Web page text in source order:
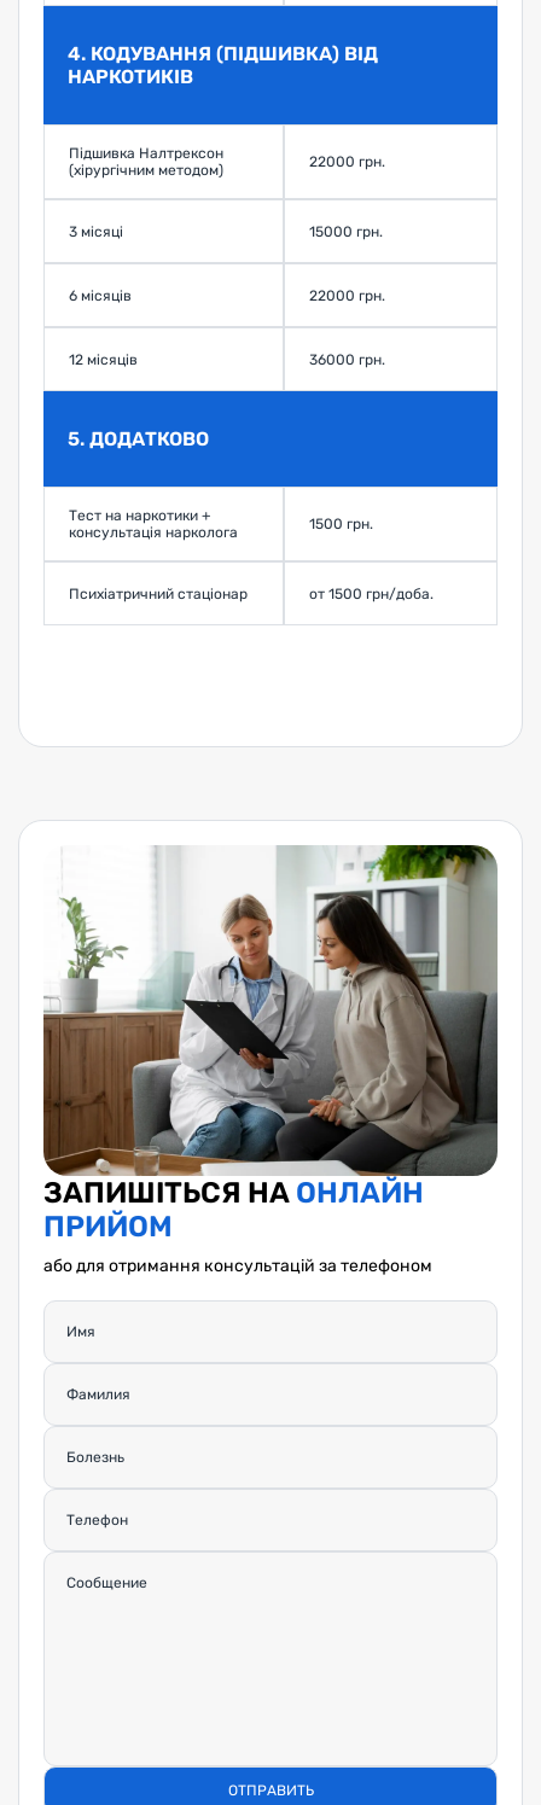
4. КОДУВАННЯ (ПІДШИВКА) ВІД
НАРКОТИКІВ
Підшивка Налтрексон
(хірургічним методом)
22000 грн.
3 місяці 15000 грн.
6 місяців 22000 грн.
12 місяців 36000 грн.
5. ДОДАТКОВО
Тест на наркотики +
консультація нарколога
1500 грн.
Психіатричний стаціонар от 1500 грн/доба.
ЗАПИШІТЬСЯ НА ОНЛАЙН
ПРИЙОМ
або для отримання консультацій за телефоном